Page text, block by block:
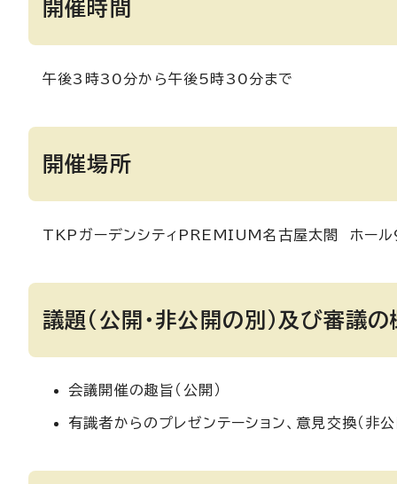
開催時間
午後3時30分から午後5時30分まで
開催場所
TKPガーデンシティPREMIUM名古屋太閤 ホー
議題（公開・非公開の別）及び審議の
会議開催の趣旨（公開）
有識者からのプレゼンテーション、意見交換（非公